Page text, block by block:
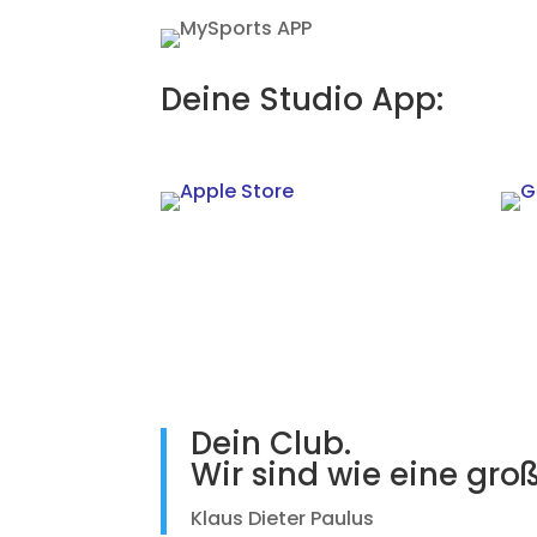
Deine Studio App:
Dein Club.
Wir sind wie eine
Klaus Dieter Paulus